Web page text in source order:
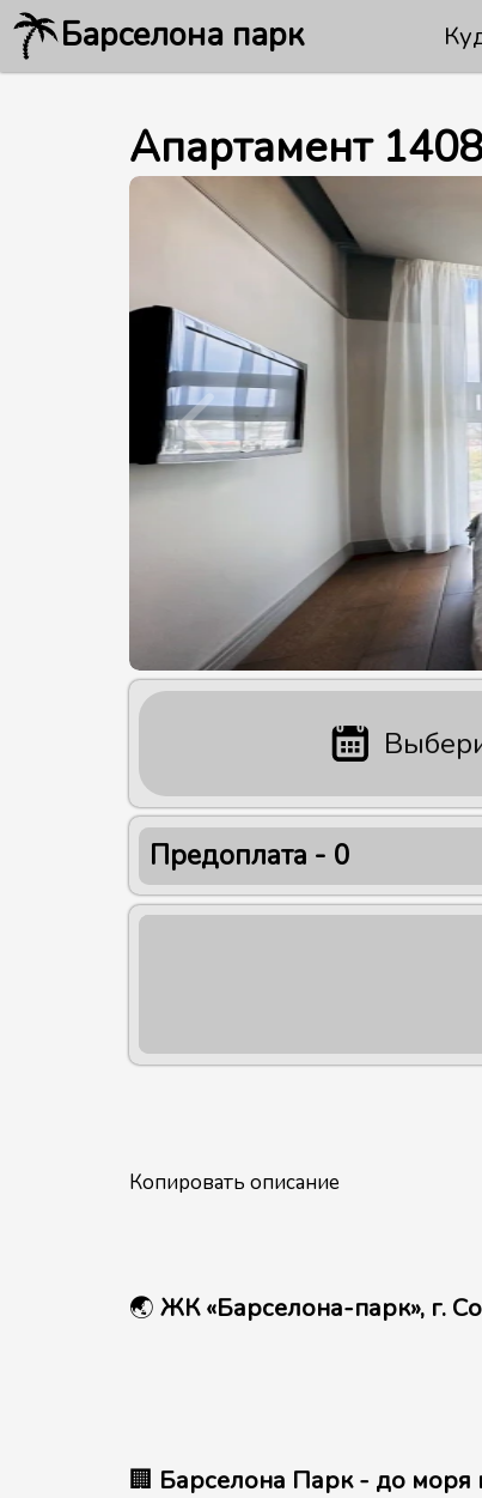
Барселона парк
Апартамент 1408
Предоплата - 0
Копировать описание
🌏 ЖК «Барселона-парк», г.
🏢 Барселона Парк - до моря